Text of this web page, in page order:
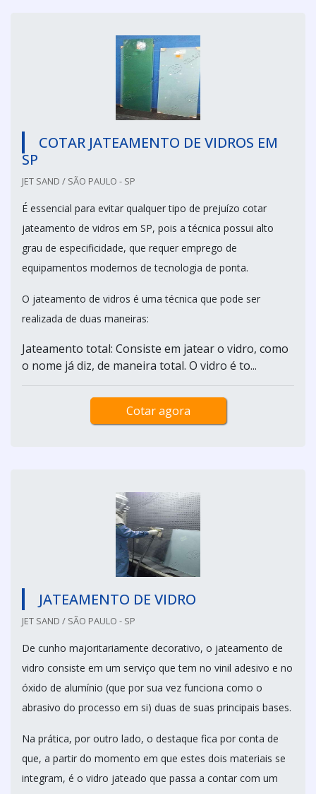
COTAR JATEAMENTO DE VIDROS EM
SP
JET SAND / SÃO PAULO - SP
É essencial para evitar qualquer tipo de prejuízo cotar
jateamento de vidros em SP, pois a técnica possui alto
grau de especificidade, que requer emprego de
equipamentos modernos de tecnologia de ponta.
O jateamento de vidros é uma técnica que pode ser
realizada de duas maneiras:
Jateamento total: Consiste em jatear o vidro, como
o nome já diz, de maneira total. O vidro é to...
Cotar agora
JATEAMENTO DE VIDRO
JET SAND / SÃO PAULO - SP
De cunho majoritariamente decorativo, o jateamento de
vidro consiste em um serviço que tem no vinil adesivo e no
óxido de alumínio (que por sua vez funciona como o
abrasivo do processo em si) duas de suas principais bases.
Na prática, por outro lado, o destaque fica por conta de
que, a partir do momento em que estes dois materiais se
integram, é o vidro jateado que passa a contar com um